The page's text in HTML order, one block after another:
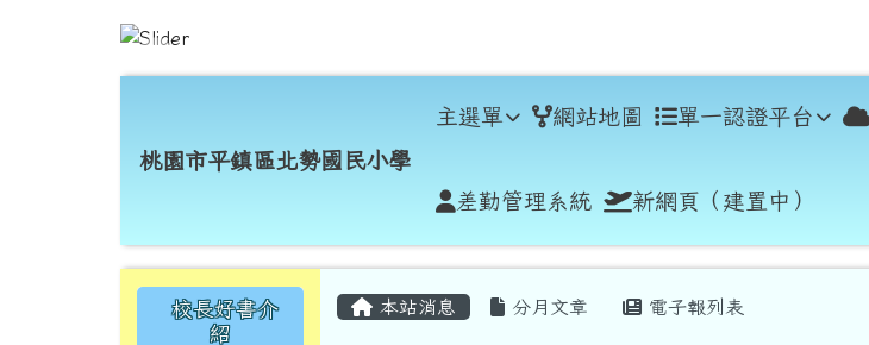
桃園市平鎮區北勢國民小學
桃園市平鎮區北勢國民小學
主選單 網站地圖 單一認證平台
差勤管理系統 新網頁（建置中）
左邊區域內容
校長好書介
紹
主內容區域
本站消息 分月文章 電子報列表
頁尾區域